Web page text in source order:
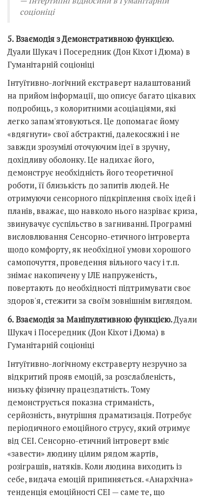
соціоніці
5.Взаємодія з Демонстративною функцією.
Дуали Шукач і Посередник (Дон Кіхот і Дюма) в
Гуманітарній соціоніці
Інтуїтивно-логічний екстраверт налаштований
на прийом інформації, що описує багато цікавих
подробиць, з колоритними асоціаціями, які
легко запам'ятовуються. Це допомагає йому
«вдягнути» свої абстрактні, далекосяжні і не
завжди зрозумілі оточуючим ідеї в зручну,
дохідливу оболонку. Це надихає його,
демонструє необхідність його теоретичної
роботи, її близькість до запитів людей. Не
отримуючи сенсорного підкріплення своїх ідей і
планів, вважає, що навколо нього назріває криза,
звинувачує суспільство в загниванні. Програмні
висловлювання Сенсорно-етичного інтроверта
щодо комфорту, як необхідної умови хорошого
самопочуття, проведення вільного часу і т.п.
знімає накопичену у ІЛЕ напруженість,
повертають до необхідності підтримувати своє
здоров'я, стежити за своїм зовнішнім виглядом.
6.Взаємодія за Маніпулятивною функцією.Дуали
Шукач і Посередник (Дон Кіхот і Дюма) в
Гуманітарній соціоніці
Інтуїтивно-логічному екстраверту незручно за
відкритий прояв емоцій, за розслабленість,
низьку фізичну працездатність. Тому
демонструється показна стриманість,
серйозність, внутрішня драматизація. Потребує
періодичного емоційного струсу, який отримує
від СЕІ. Сенсорно-етичний інтроверт вміє
«завести» людину цілим рядом жартів,
розіграшів, натяків. Коли людина виходить із
себе, видача емоцій припиняється. «Анархічна»
тенденція емоційності СЕІ — саме те, що